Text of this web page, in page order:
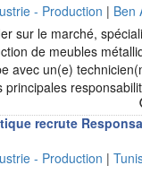
- Production | Ben
sur le marché,
de meubles
avec un(e)
principales
recrute
- Production |